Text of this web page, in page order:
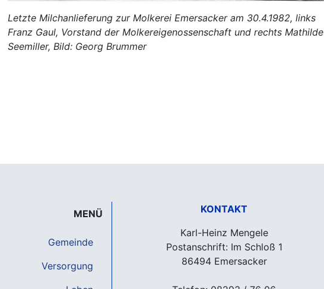
Letzte Milchanlieferung zur Molkerei Emersacker am 30.4.1982, links
Franz Gaul, Vorstand der Molkereigenossenschaft und rechts Mathilde
Seemiller, Bild: Georg Brummer
MENÜ
Gemeinde
Versorgung
KONTAKT
Karl-Heinz Mengele
Postanschrift: Im Schloß 1
86494 Emersacker